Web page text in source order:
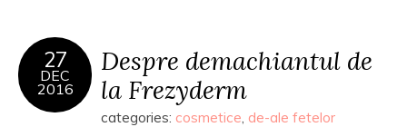
27
DEC
2016
Despre demachiantul de
la Frezyderm
categories: cosmetice, de-ale fetelor